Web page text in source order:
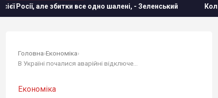
збитки все одно шалені, - Зеленський Коли Україна
Головна›Економіка›
Економіка